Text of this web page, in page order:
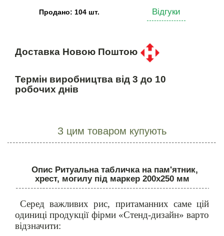
Продано: 104 шт. Відгуки
Доставка Новою Поштою
Термін виробництва від 3 до 10
робочих днів
З цим товаром купують
Опис Ритуальна табличка на пам'ятник,
хрест, могилу під маркер 200х250 мм
Серед важливих рис, притаманних саме цій
одиниці продукції фірми «Стенд-дизайн» варто
відзначити: